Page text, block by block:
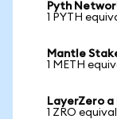
Pyth
1 PYTH
Mantle
1 METH
LayerZero
1 ZRO